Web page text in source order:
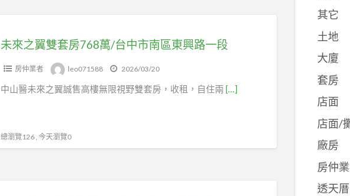
未來之翼雙套房768萬/台中市南區東興路一段
房仲業者 leo071588 2026/03/20
中山醫未來之翼誠售高樓無限視野雙套房，收租，自住兩 […]
總瀏覽126 , 今天瀏覽0
其它
土地
大廈
套房
店面
店面/
廠房
房仲
透天厝